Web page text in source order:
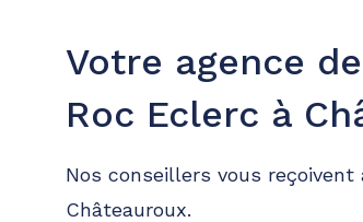
Votre agence
Roc Eclerc à
Nos conseillers vous reçoivent
Châteauroux.